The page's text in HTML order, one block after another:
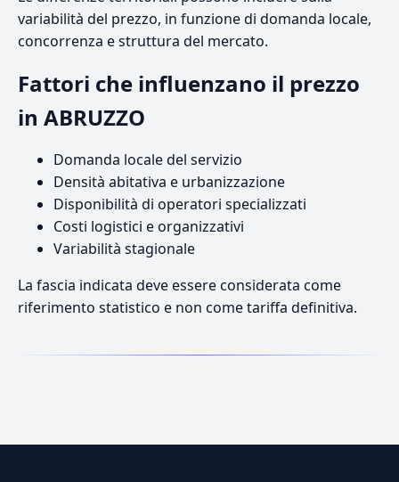
variabilità del prezzo, in funzione di domanda locale,
concorrenza e struttura del mercato.
Fattori che influenzano il prezzo
in ABRUZZO
Domanda locale del servizio
Densità abitativa e urbanizzazione
Disponibilità di operatori specializzati
Costi logistici e organizzativi
Variabilità stagionale
La fascia indicata deve essere considerata come
riferimento statistico e non come tariffa definitiva.